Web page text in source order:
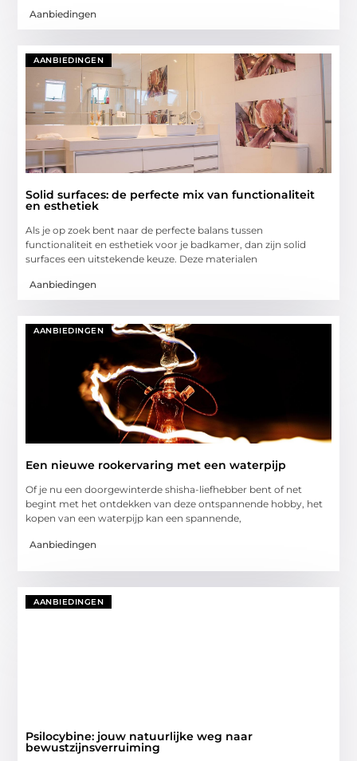
Aanbiedingen
AANBIEDINGEN
Solid surfaces: de perfecte mix van functionaliteit
en esthetiek
Als je op zoek bent naar de perfecte balans tussen
functionaliteit en esthetiek voor je badkamer, dan zijn solid
surfaces een uitstekende keuze. Deze materialen
Aanbiedingen
AANBIEDINGEN
Een nieuwe rookervaring met een waterpijp
Of je nu een doorgewinterde shisha-liefhebber bent of net
begint met het ontdekken van deze ontspannende hobby, het
kopen van een waterpijp kan een spannende,
Aanbiedingen
AANBIEDINGEN
Psilocybine: jouw natuurlijke weg naar
bewustzijnsverruiming